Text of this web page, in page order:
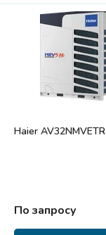
Haier AV32NMVETR
По запросу